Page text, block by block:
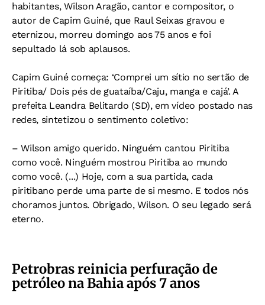
habitantes, Wilson Aragão, cantor e compositor, o
autor de Capim Guiné, que Raul Seixas gravou e
eternizou, morreu domingo aos 75 anos e foi
sepultado lá sob aplausos.
Capim Guiné começa: ‘Comprei um sítio no sertão de
Piritiba/ Dois pés de guataíba/Caju, manga e cajá’. A
prefeita Leandra Belitardo (SD), em vídeo postado nas
redes, sintetizou o sentimento coletivo:
– Wilson amigo querido. Ninguém cantou Piritiba
como você. Ninguém mostrou Piritiba ao mundo
como você. (...) Hoje, com a sua partida, cada
piritibano perde uma parte de si mesmo. E todos nós
choramos juntos. Obrigado, Wilson. O seu legado será
eterno.
Petrobras reinicia perfuração de
petróleo na Bahia após 7 anos